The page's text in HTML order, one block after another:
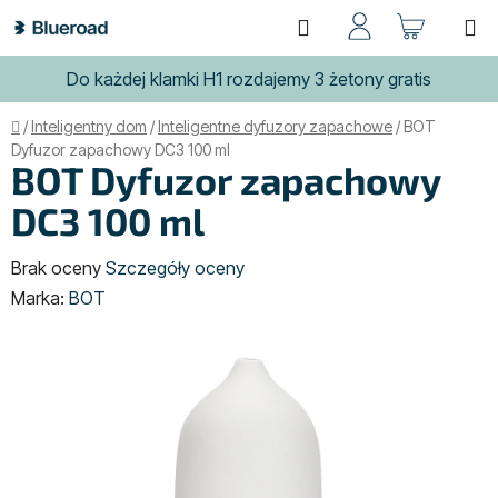
do
treści
Do każdej klamki H1 rozdajemy 3 żetony gratis
Szukaj
Home
/Inteligentny dom /Inteligentne dyfuzory zapachowe /BOT
Dyfuzor zapachowy DC3 100 ml
BOT Dyfuzor zapachowy
DC3 100 ml
Średnia
ocena
Brak oceny Szczegóły oceny
Marka: BOT